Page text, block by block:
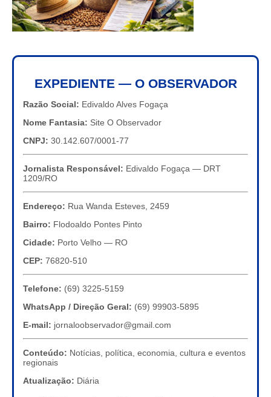
EXPEDIENTE — O OBSERVADOR
Razão Social: Edivaldo Alves Fogaça
Nome Fantasia: Site O Observador
CNPJ: 30.142.607/0001-77
Jornalista Responsável: Edivaldo Fogaça — DRT
1209/RO
Endereço: Rua Wanda Esteves, 2459
Bairro: Flodoaldo Pontes Pinto
Cidade: Porto Velho — RO
CEP: 76820-510
Telefone: (69) 3225-5159
WhatsApp / Direção Geral: (69) 99903-5895
E-mail: jornaloobservador@gmail.com
Conteúdo: Notícias, política, economia, cultura e eventos
regionais
Atualização: Diária